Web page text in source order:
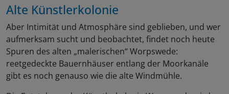
Alte Künstlerkolonie
Aber Intimität und Atmosphäre sind geblieben, und wer
aufmerksam sucht und beobachtet, findet noch heute
Spuren des alten „malerischen“ Worpswede:
reetgedeckte Bauernhäuser entlang der Moorkanäle
gibt es noch genauso wie die alte Windmühle.